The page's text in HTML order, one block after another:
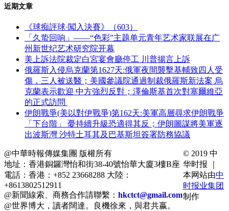
近期文章
《球痴評球·闖入決賽》（603）
「久蛰回响」——“色彩”主题单元青年艺术家联展在广
州新世纪艺术研究院开幕
美上訴法院裁定白宮宴會廳停工 川普揚言上訴
俄羅斯入侵烏克蘭第1627天:俄軍夜間襲擊基輔致四人受
傷，三人被送醫；美國參議院通過制裁俄羅斯新法案 烏
克蘭表示歡迎 中方強烈反對；澤倫斯基首次對塞爾維亞
的正式訪問
伊朗戰爭(美以對伊戰爭)第162天:美軍高層尋求伊朗戰爭
「下台階」 憂持續升級恐適得其反；伊朗圖謀將美軍逐
出波斯灣 沙特土耳其及巴基斯坦簽署防務協議
@中華時報傳媒集團 版權所有
地址：香港銅鑼灣怡和街38-40號怡華大廈3樓B座
電話：香港：+852 23668288 大陸：
+8613802512911
@新聞線索、商務合作請聯繫： hkctct@gmail.com
@世界博大，讀者闊達。良機徐來，與君共嬴。
© 2019 中
华时报 ｜
本网站由中
时报业集团
制作